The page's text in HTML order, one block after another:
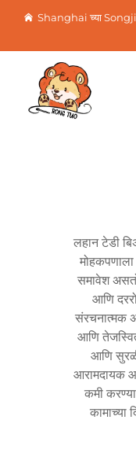
Shanghai च्या
लहान टेडी
समावेश
आणि
संरचनात्मक
आणि
आणि
आरामदायक
कमी
कामाच्या